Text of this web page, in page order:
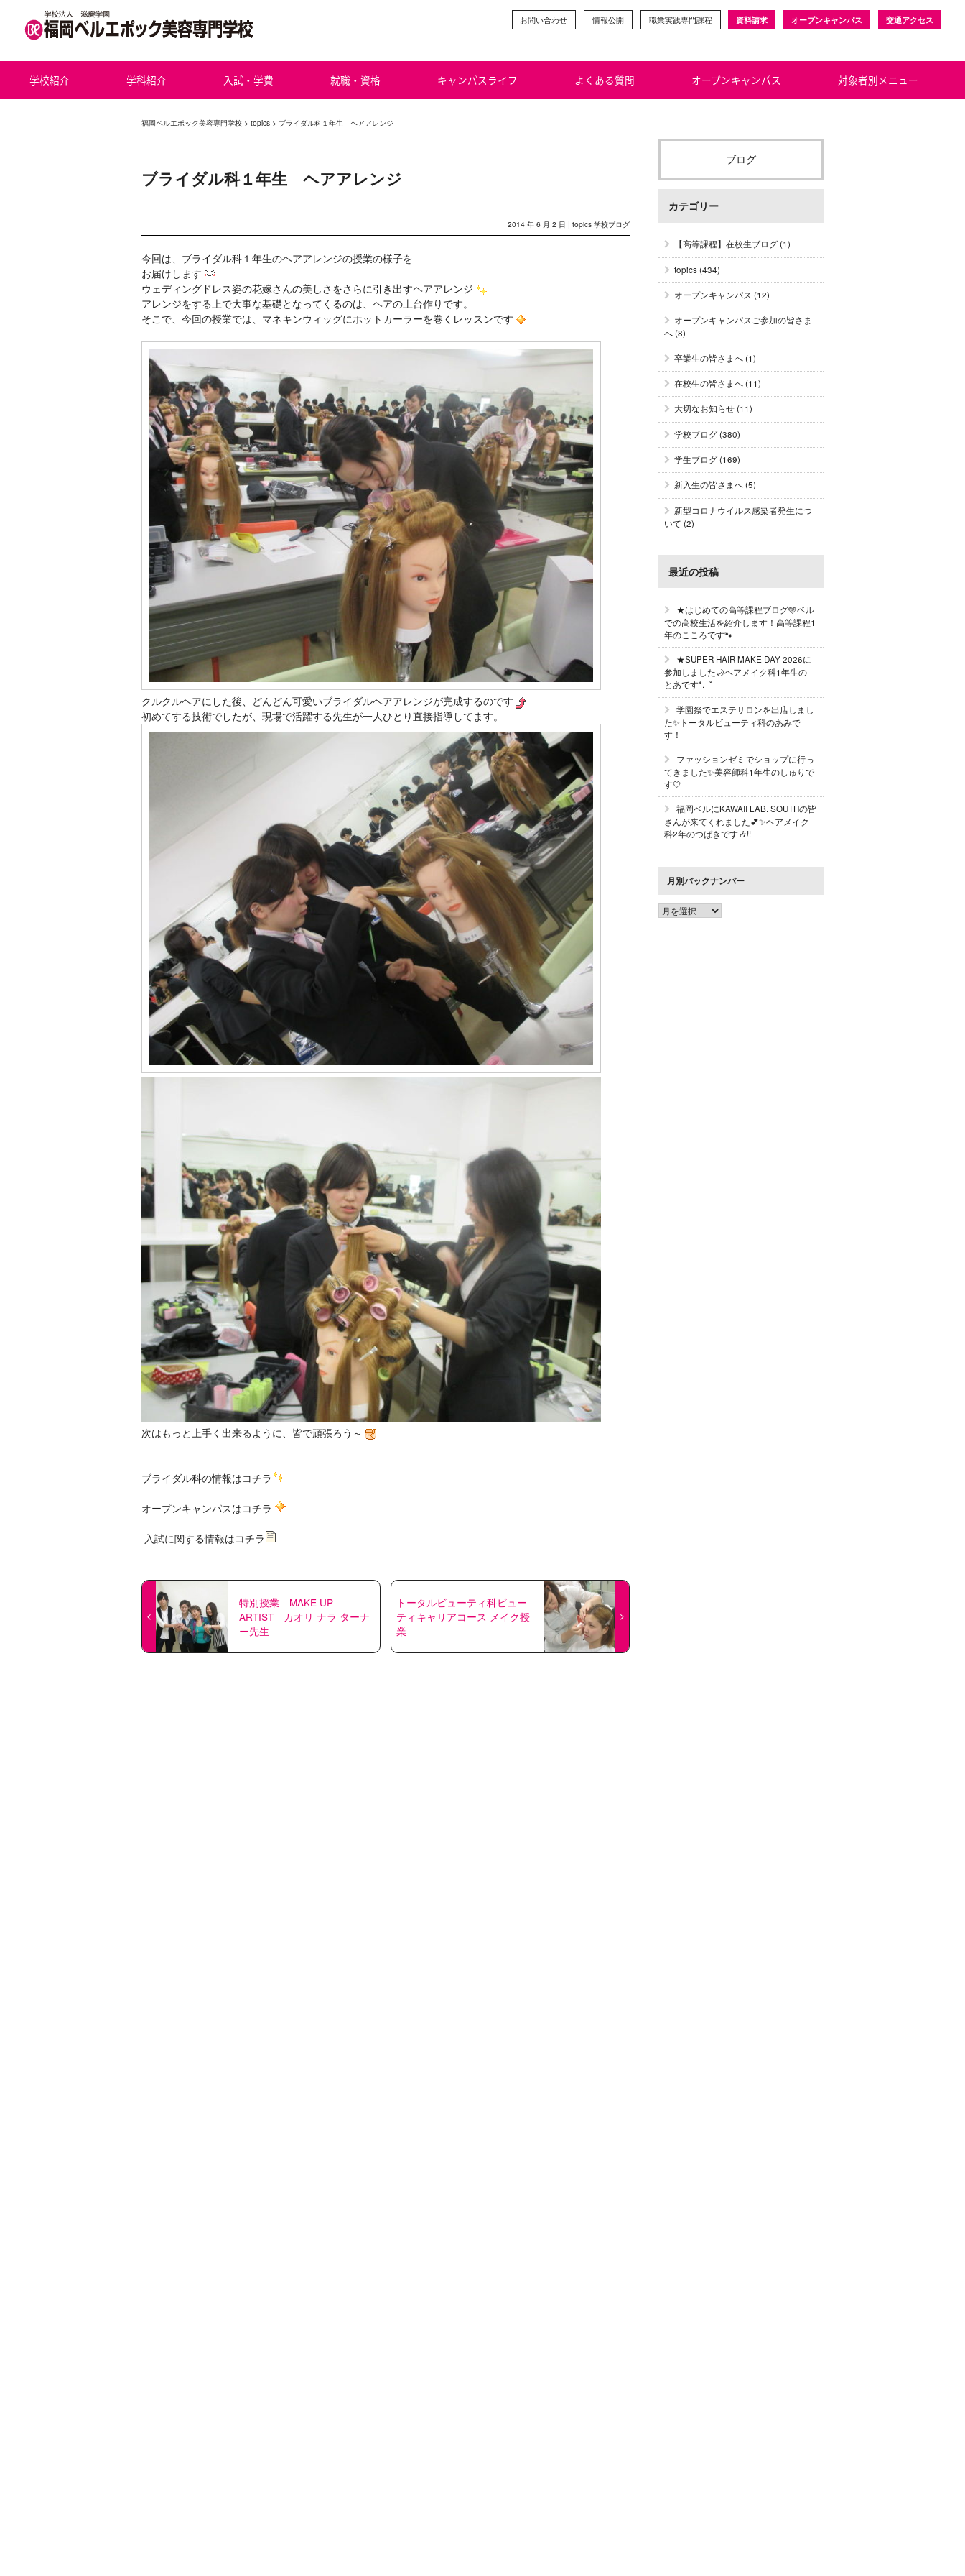
お問い合わせ 情報公開 職業実践専門課程 資料請求 オープンキャンパス 交通アクセス
学校紹介 学科紹介 入試・学費 就職・資格 キャンパスライフ よくある質問 オープンキャンパス 対象者別メニュー
福岡ベルエポック美容専門学校 > topics > ブライダル科１年生 ヘアアレンジ
ブライダル科１年生 ヘアアレンジ
2014 年 6 月 2 日 | topics 学校ブログ
今回は、ブライダル科１年生のヘアアレンジの授業の様子を
お届けします
ウェディングドレス姿の花嫁さんの美しさをさらに引き出すヘアアレンジ
アレンジをする上で大事な基礎となってくるのは、ヘアの土台作りです。
そこで、今回の授業では、マネキンウィッグにホットカーラーを巻くレッスンです
クルクルヘアにした後、どんどん可愛いブライダルヘアアレンジが完成するのです
初めてする技術でしたが、現場で活躍する先生が一人ひとり直接指導してます。
次はもっと上手く出来るように、皆で頑張ろう～
ブライダル科の情報はコチラ
オープンキャンパスはコチラ
入試に関する情報はコチラ
特別授業 MAKE UP
ARTIST カオリ ナラ ターナ
ー先生
トータルビューティ科ビュー
ティキャリアコース メイク授
業
ブログ
カテゴリー
【高等課程】在校生ブログ(1)
topics(434)
オープンキャンパス (12)
オープンキャンパスご参加の皆さま
へ(8)
卒業生の皆さまへ(1)
在校生の皆さまへ(11)
大切なお知らせ(11)
学校ブログ(380)
学生ブログ(169)
新入生の皆さまへ(5)
新型コロナウイルス感染者発生につ
いて (2)
最近の投稿
★はじめての高等課程ブログ🩵ベル
での高校生活を紹介します！高等課程1
年のこころです🐾
★SUPER HAIR MAKE DAY 2026に
参加しました🌙ヘアメイク科1年生の
とあです*.+ﾟ
学園祭でエステサロンを出店しまし
た✨トータルビューティ科のあみで
す！
ファッションゼミでショップに行っ
てきました✨美容師科1年生のしゅりで
す🤍
福岡ベルにKAWAII LAB. SOUTHの皆
さんが来てくれました💕✨ヘアメイク
科2年のつばきです🎶!!
月別バックナンバー
月
別